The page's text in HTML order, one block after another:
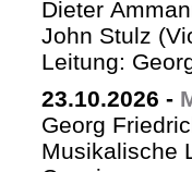
Dieter
John Stulz
Leitung:
23.10.2026 -
Georg
Musikalische